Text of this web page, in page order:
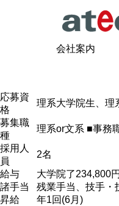
会社案内
応募資
格
理系大学院生、理
募集職
種
理系or文系 ■事務
採用人
員
2名
給与
大学院了234,800
諸手当
残業手当、技手
昇給
年1回(6月)